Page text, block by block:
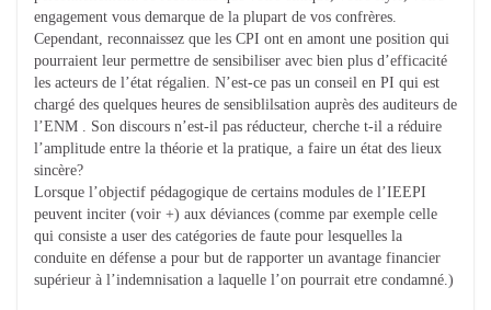
engagement vous demarque de la plupart de vos confrères.
Cependant, reconnaissez que les CPI ont en amont une position qui
pourraient leur permettre de sensibiliser avec bien plus d’efficacité
les acteurs de l’état régalien. N’est-ce pas un conseil en PI qui est
chargé des quelques heures de sensiblilsation auprès des auditeurs de
l’ENM . Son discours n’est-il pas réducteur, cherche t-il a réduire
l’amplitude entre la théorie et la pratique, a faire un état des lieux
sincère?
Lorsque l’objectif pédagogique de certains modules de l’IEEPI
peuvent inciter (voir +) aux déviances (comme par exemple celle
qui consiste a user des catégories de faute pour lesquelles la
conduite en défense a pour but de rapporter un avantage financier
supérieur à l’indemnisation a laquelle l’on pourrait etre condamné.)